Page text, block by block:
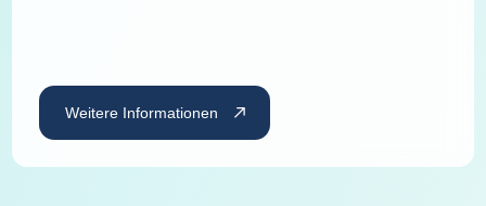
Weitere Informationen